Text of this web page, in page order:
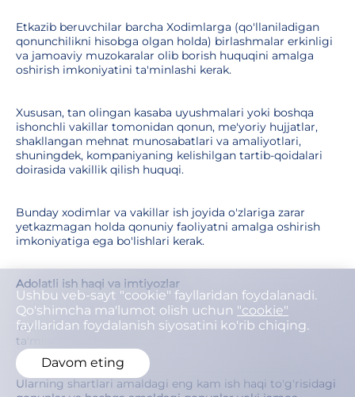
Ushbu veb-sayt "cookie" fayllaridan foydalanadi.
Qo'shimcha ma'lumot olish uchun "cookie"
fayllaridan foydalanish siyosatini ko'rib chiqing.
Davom eting
Etkazib beruvchilar barcha Xodimlarga (qo'llaniladigan
qonunchilikni hisobga olgan holda) birlashmalar erkinligi
va jamoaviy muzokaralar olib borish huquqini amalga
oshirish imkoniyatini ta'minlashi kerak.
Xususan, tan olingan kasaba uyushmalari yoki boshqa
ishonchli vakillar tomonidan qonun, me'yoriy hujjatlar,
shakllangan mehnat munosabatlari va amaliyotlari,
shuningdek, kompaniyaning kelishilgan tartib-qoidalari
doirasida vakillik qilish huquqi.
Bunday xodimlar va vakillar ish joyida o'zlariga zarar
yetkazmagan holda qonuniy faoliyatni amalga oshirish
imkoniyatiga ega bo'lishlari kerak.
Adolatli ish haqi va imtiyozlar
Yetkazib beruvchilar adolatli ish haqi va imtiyozlarni
ta'minlashlari kerak.
Ularning shartlari amaldagi eng kam ish haqi to'g'risidagi